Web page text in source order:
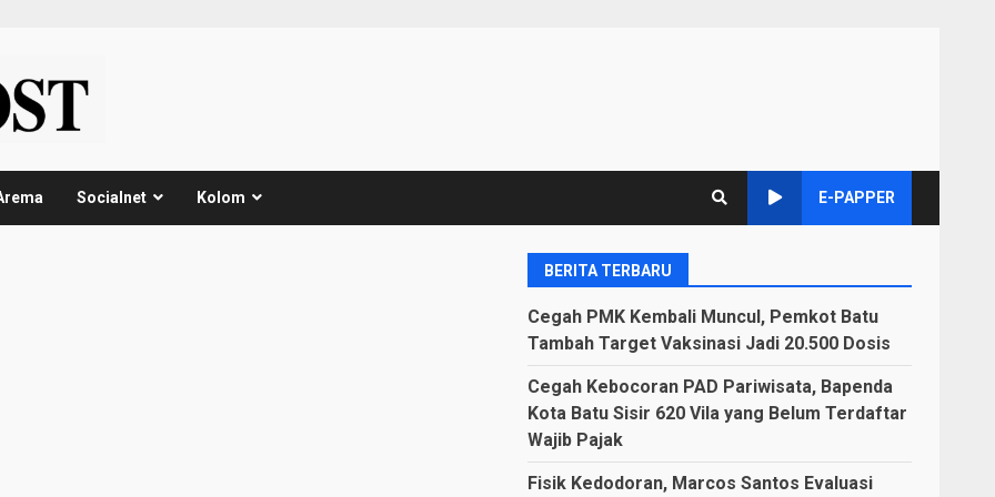
Socialnet Kolom E-PAPPER
BERITA TERBARU
Cegah PMK Kembali Muncul, Pemkot Batu
Tambah Target Vaksinasi Jadi 20.500 Dosis
Cegah Kebocoran PAD Pariwisata, Bapenda
Kota Batu Sisir 620 Vila yang Belum Terdaftar
Wajib Pajak
Fisik Kedodoran, Marcos Santos Evaluasi